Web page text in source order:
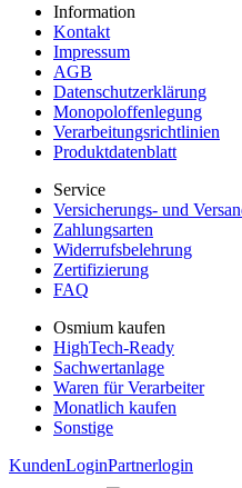
Information
Kontakt
Impressum
AGB
Datenschutzerklärung
Monopoloffenlegung
Verarbeitungsrichtlinien
Produktdatenblatt
Service
Versicherungs- und
Zahlungsarten
Widerrufsbelehrung
Zertifizierung
FAQ
Osmium kaufen
HighTech-Ready
Sachwertanlage
Waren für Verarbeiter
Monatlich kaufen
Sonstige
KundenLoginPartnerlogin